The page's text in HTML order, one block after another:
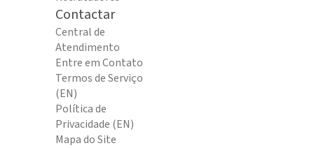
Contactar
Central de
Atendimento
Entre em Contato
Termos de Serviço
(EN)
Política de
Privacidade (EN)
Mapa do Site